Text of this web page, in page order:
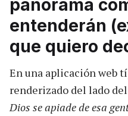
panorama
entenderán
que quiero
En una aplicación web
renderizado del lado
Dios se apiade de esa